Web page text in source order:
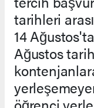
tarihleri
14
Ağustos